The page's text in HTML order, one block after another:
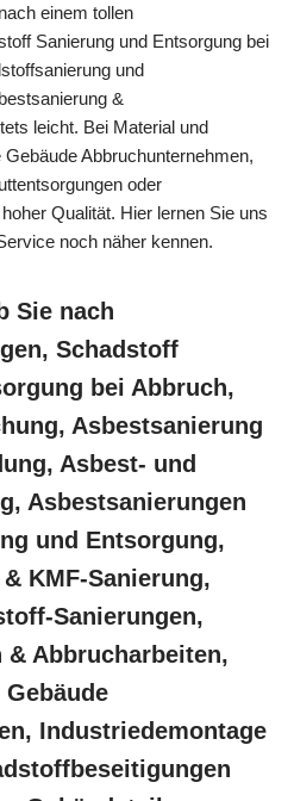
einem tollen
Sanierung und Entsorgung bei
und
&
leicht. Bei Material und
Abbruchunternehmen,
oder
Qualität. Hier lernen Sie uns
noch näher kennen.
Sie nach
Schadstoff
bei Abbruch,
Asbestsanierung
Asbest- und
Asbestsanierungen
und Entsorgung,
KMF-Sanierung,
Sanierungen,
Abbrucharbeiten,
Industriedemontage